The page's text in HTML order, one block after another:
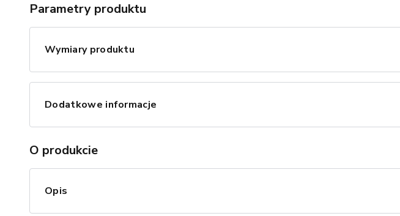
Parametry produktu
Wymiary produktu
Dodatkowe informacje
O produkcie
Opis